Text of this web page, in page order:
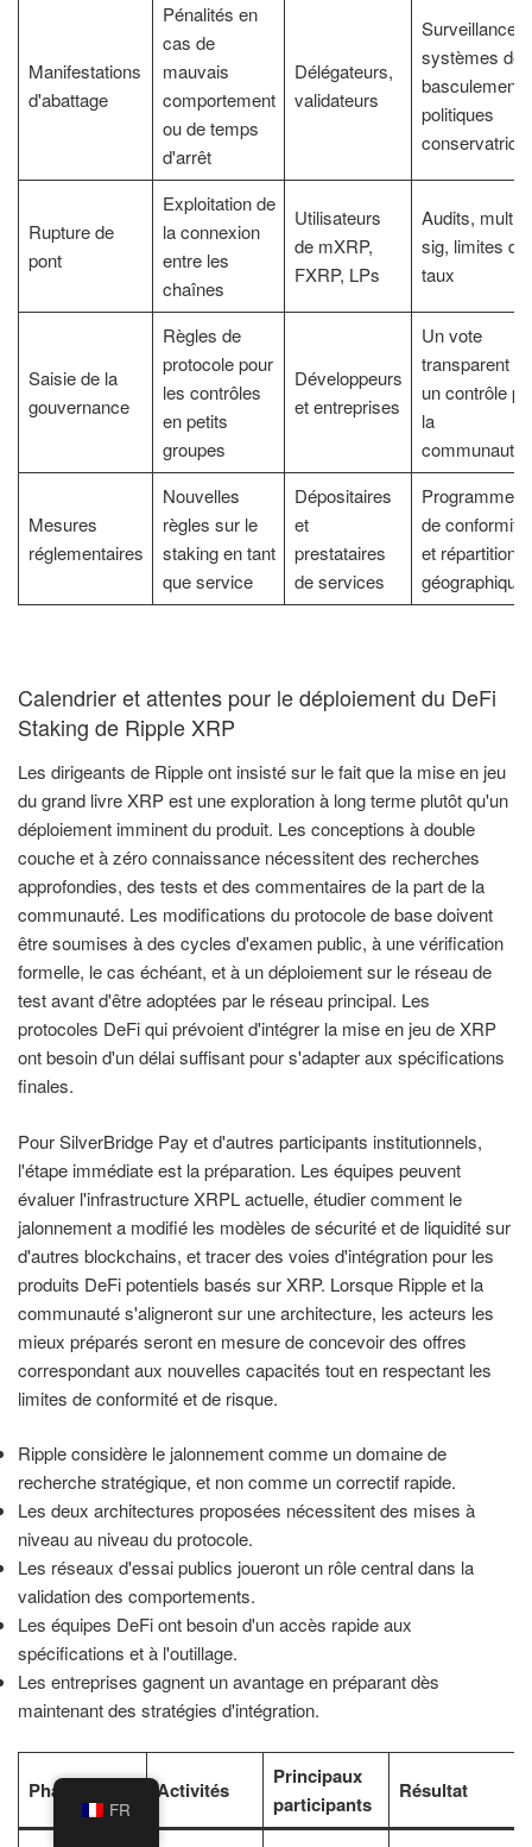
Manifestations
d'abattage
Pénalités en
cas de
mauvais
comportement
ou de temps
d'arrêt
Délégateurs,
validateurs
Surveillance,
systèmes de
basculement,
politiques
Rupture de
pont
Exploitation de
la connexion
entre les
chaînes
Utilisateurs
de mXRP,
FXRP, LPs
Audits, multi-
sig, limites de
taux
Saisie de la
gouvernance
Règles de
protocole pour
les contrôles
en petits
groupes
Développeurs
et entreprises
Un vote
transparent et
un contrôle
la
communauté
Mesures
réglementaires
Nouvelles
règles sur le
staking en tant
que service
Dépositaires
et
prestataires
de services
Programmes
de conformité
et répartition
géographique
Calendrier et attentes pour le déploiement du DeFi
Staking de Ripple XRP
Les dirigeants de Ripple ont insisté sur le fait que la mise en jeu
du grand livre XRP est une exploration à long terme plutôt qu'un
déploiement imminent du produit. Les conceptions à double
couche et à zéro connaissance nécessitent des recherches
approfondies, des tests et des commentaires de la part de la
communauté. Les modifications du protocole de base doivent
être soumises à des cycles d'examen public, à une vérification
formelle, le cas échéant, et à un déploiement sur le réseau de
test avant d'être adoptées par le réseau principal. Les
protocoles DeFi qui prévoient d'intégrer la mise en jeu de XRP
ont besoin d'un délai suffisant pour s'adapter aux spécifications
finales.
Pour SilverBridge Pay et d'autres participants institutionnels,
l'étape immédiate est la préparation. Les équipes peuvent
évaluer l'infrastructure XRPL actuelle, étudier comment le
jalonnement a modifié les modèles de sécurité et de liquidité sur
d'autres blockchains, et tracer des voies d'intégration pour les
produits DeFi potentiels basés sur XRP. Lorsque Ripple et la
communauté s'aligneront sur une architecture, les acteurs les
mieux préparés seront en mesure de concevoir des offres
correspondant aux nouvelles capacités tout en respectant les
limites de conformité et de risque.
Ripple considère le jalonnement comme un domaine de
recherche stratégique, et non comme un correctif rapide.
Les deux architectures proposées nécessitent des mises à
niveau au niveau du protocole.
Les réseaux d'essai publics joueront un rôle central dans la
validation des comportements.
Les équipes DeFi ont besoin d'un accès rapide aux
spécifications et à l'outillage.
Les entreprises gagnent un avantage en préparant dès
maintenant des stratégies d'intégration.
Phase Activités
Principaux
participants
Résultat
FR